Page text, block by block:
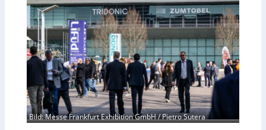
Bild: Messe Frankfurt Exhibition GmbH / Pietro Sutera